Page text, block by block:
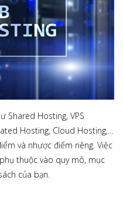
Shared Hosting, VPS
Hosting, Cloud Hosting,…
và nhược điểm riêng. Việc
thuộc vào quy mô, mục
của bạn.